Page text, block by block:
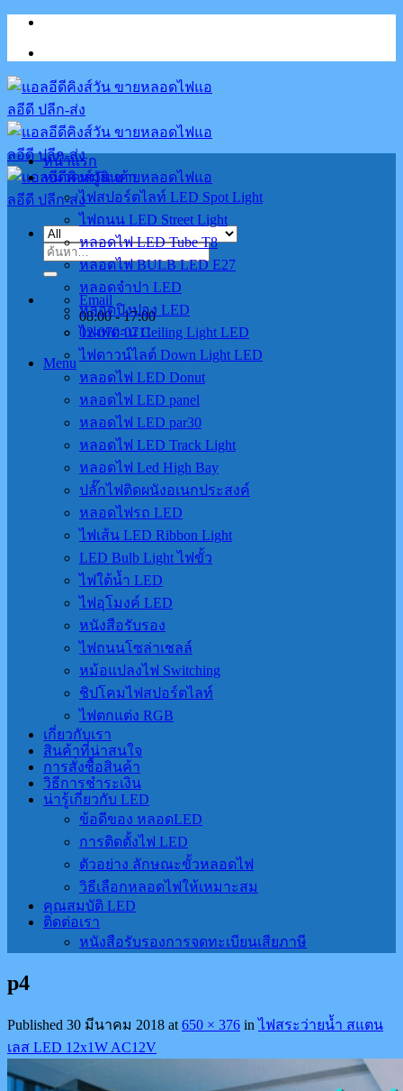
Skip
content
ค้นหา:
Email
08:00 - 17:00
02-070-0711
Menu
หน้าแรก
หมวดหมู่สินค้า
ไฟสปอร์ตไลท์ LED Spot Light
ไฟถนน LED Street Light
หลอดไฟ LED Tube T8
หลอดไฟ BULB LED E27
หลอดจำปา LED
หลอดปิงปอง LED
ไฟเพดาน Ceiling Light LED
ไฟดาวน์ไลต์ Down Light LED
หลอดไฟ LED Donut
หลอดไฟ LED panel
หลอดไฟ LED par30
หลอดไฟ LED Track Light
หลอดไฟ Led High Bay
ปลั๊กไฟติดผนังอเนกประสงค์
หลอดไฟรถ LED
ไฟเส้น LED Ribbon Light
LED Bulb Light ไฟขั้ว
ไฟใต้น้ำ LED
ไฟอุโมงค์ LED
หนังสือรับรอง
ไฟถนนโซล่าเชลล์
หม้อแปลงไฟ Switching
ชิปโคมไฟสปอร์ตไลท์
ไฟตกแต่ง RGB
เกี่ยวกับเรา
สินค้าที่น่าสนใจ
การสั่งซื้อสินค้า
วิธีการชำระเงิน
น่ารู้เกี่ยวกับ LED
ข้อดีของ หลอดLED
การติดตั้งไฟ LED
ตัวอย่าง ลักษณะขั้วหลอดไฟ
วิธีเลือกหลอดไฟให้เหมาะสม
คุณสมบัติ LED
ติดต่อเรา
หนังสือรับรองการจดทะเบียนเสียภาษี
p4
Published 30 มีนาคม 2018 at 650 × 376 inไฟสระว่ายน้ำ สแตน
เลส LED 12x1W AC12V